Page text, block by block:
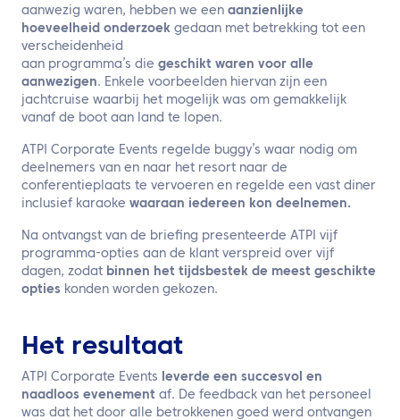
aanwezig waren, hebben we een aanzienlijke
hoeveelheid onderzoek gedaan met betrekking tot een
verscheidenheid
aan programma’s die geschikt waren voor alle
aanwezigen. Enkele voorbeelden hiervan zijn een
jachtcruise waarbij het mogelijk was om gemakkelijk
vanaf de boot aan land te lopen.
ATPI Corporate Events regelde buggy’s waar nodig om
deelnemers van en naar het resort naar de
conferentieplaats te vervoeren en regelde een vast diner
inclusief karaoke waaraan iedereen kon deelnemen.
Na ontvangst van de briefing presenteerde ATPI vijf
programma-opties aan de klant verspreid over vijf
dagen, zodat binnen het tijdsbestek de meest geschikte
opties konden worden gekozen.
Het resultaat
ATPI Corporate Events
leverde een succesvol en
naadloos evenement af. De feedback van het personeel
was dat het door alle betrokkenen goed werd ontvangen